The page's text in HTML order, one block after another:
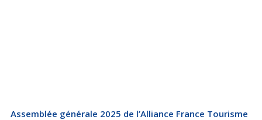
Assemblée générale 2025 de l’Alliance France Tourisme